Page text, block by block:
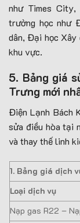
như Times City,
trường học như
dân, Đại học Xây
khu vực.
5. Bảng giá
Trưng mới
Điện Lạnh Bách
sửa điều hòa tại
và thay thế linh
1. Bảng giá dịch
Loại dịch vụ
Nạp gas R22 –